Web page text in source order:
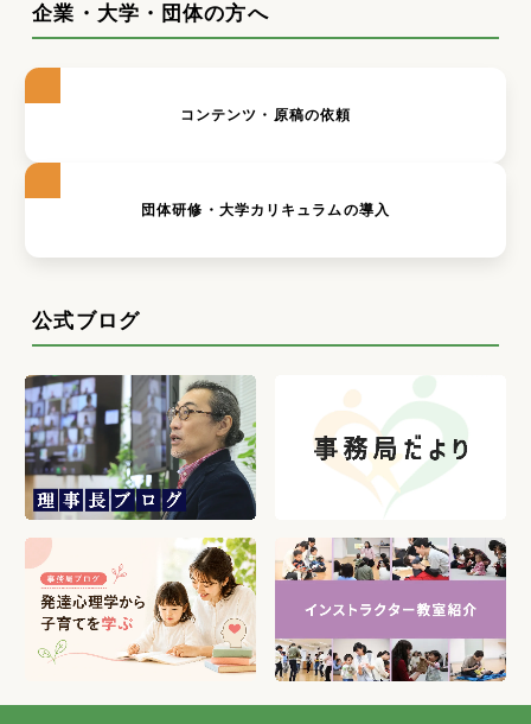
企業・大学・団体の方へ
コンテンツ・原稿の依頼
団体研修・大学カリキュラムの導入
公式ブログ